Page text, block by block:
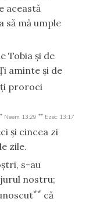
această
să mă umple
Tobia şi de
aminte şi de
proroci
* Neem 13:29 ** Ezec 13:17
şi cincea zi
zile.
s-au
nostru;
** că